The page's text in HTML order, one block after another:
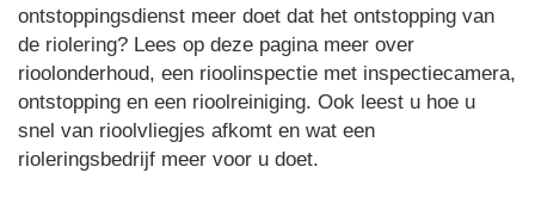
ontstoppingsdienst meer doet dat het ontstopping van
de riolering? Lees op deze pagina meer over
rioolonderhoud, een rioolinspectie met inspectiecamera,
ontstopping en een rioolreiniging. Ook leest u hoe u
snel van rioolvliegjes afkomt en wat een
rioleringsbedrijf meer voor u doet.